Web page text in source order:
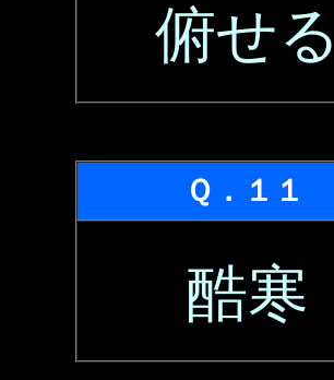
俯せる
Ｑ．１１
酷寒